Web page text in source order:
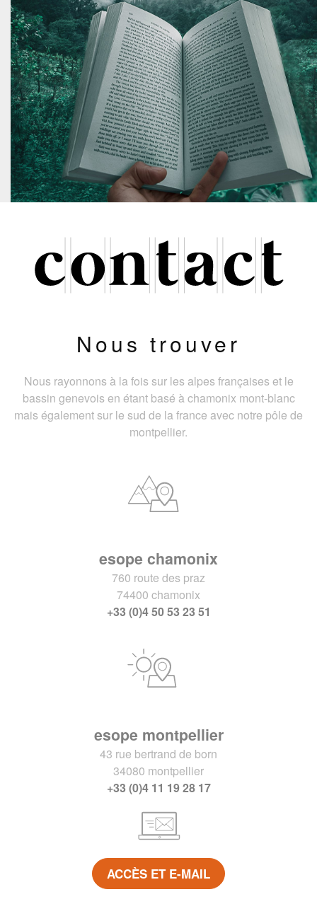
Nous trouver
Nous rayonnons à la fois sur les alpes françaises et le
bassin genevois en étant basé à chamonix mont-blanc
mais également sur le sud de la france avec notre pôle de
montpellier.
esope chamonix
760 route des praz
74400 chamonix
+33 (0)4 50 53 23 51
esope montpellier
43 rue bertrand de born
34080 montpellier
+33 (0)4 11 19 28 17
ACCÈS ET E-MAIL